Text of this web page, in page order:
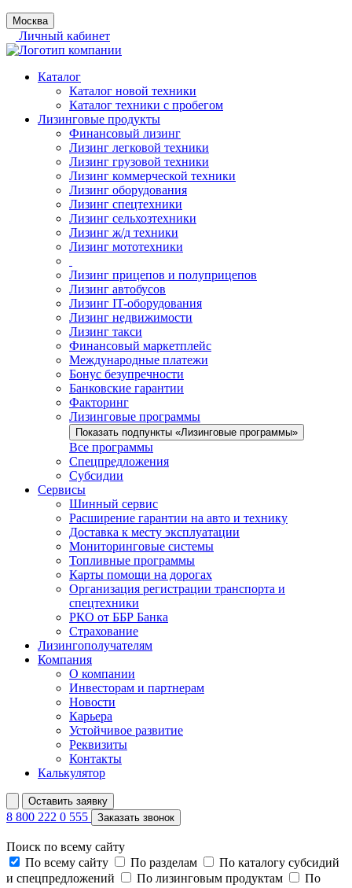
Москва
Личный кабинет
Каталог
Каталог новой техники
Каталог техники с пробегом
Лизинговые продукты
Финансовый лизинг
Лизинг легковой техники
Лизинг грузовой техники
Лизинг коммерческой техники
Лизинг оборудования
Лизинг спецтехники
Лизинг сельхозтехники
Лизинг ж/д техники
Лизинг мототехники
Лизинг прицепов и полуприцепов
Лизинг автобусов
Лизинг IT-оборудования
Лизинг недвижимости
Лизинг такси
Финансовый маркетплейс
Международные платежи
Бонус безупречности
Банковские гарантии
Факторинг
Лизинговые программы
Показать подпункты «Лизинговые программы»
Все программы
Спецпредложения
Субсидии
Сервисы
Шинный сервис
Расширение гарантии на авто и технику
Доставка к месту эксплуатации
Мониторинговые системы
Топливные программы
Карты помощи на дорогах
Организация регистрации транспорта и
спецтехники
РКО от ББР Банка
Страхование
Лизингополучателям
Компания
О компании
Инвесторам и партнерам
Новости
Карьера
Устойчивое развитие
Реквизиты
Контакты
Калькулятор
Оставить заявку
8 800 222 0 555 Заказать звонок
Поиск по всему сайту
По всему сайту
По разделам
По каталогу субсидий
и спецпредложений
По лизинговым продуктам
По